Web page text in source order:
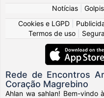
Notícias
Cookies e LGPD
Termos de uso
Rede de Encontros
Coração Magrebino
Ahlan wa sahlan! Bem-vindo